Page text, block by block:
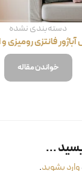
دسته‌بندی نشده
خواندن مقاله
...
وارد بشوید.